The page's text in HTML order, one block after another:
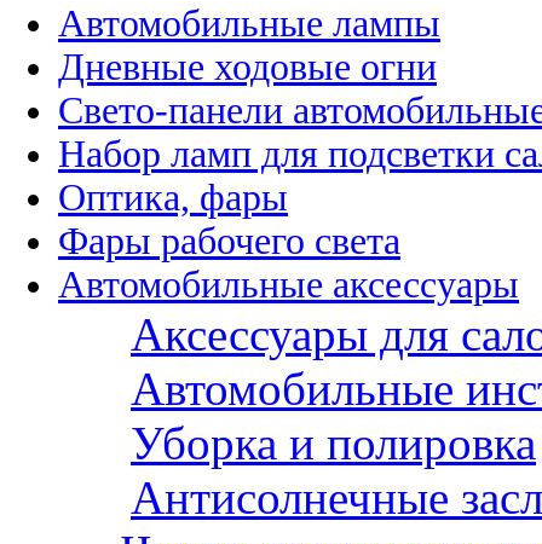
Автомобильные лампы
Дневные ходовые огни
Свето-панели
Набор ламп для подсветки
Оптика, фары
Фары рабочего света
Автомобильные аксессуары
Аксессуары для
Автомобильные
Уборка и полировка
Антисолнечные